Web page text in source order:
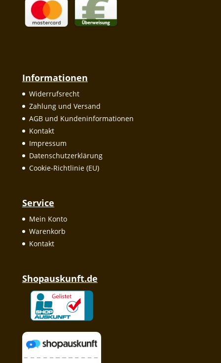
Informationen
Widerrufsrecht
Zahlung und Versand
AGB und Kundeninformationen
Kontakt
Impressum
Datenschutzerklärung
Cookie-Richtlinie (EU)
Service
Mein Konto
Warenkorb
Kontakt
Shopauskunft.de